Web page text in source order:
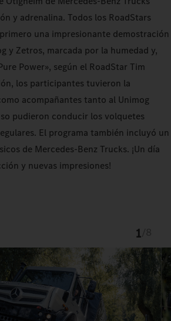
y adrenalina. Todos los RoadStars
una impresionante demostración
y Zetros, marcada por la humedad y,
Power», según el RoadStar Tim
los participantes tuvieron la
acompañantes tanto al Unimog
pudieron conducir los volquetes
El programa también incluyó un
de Mercedes-Benz Trucks. ¡Un día
y nuevas impresiones!
1